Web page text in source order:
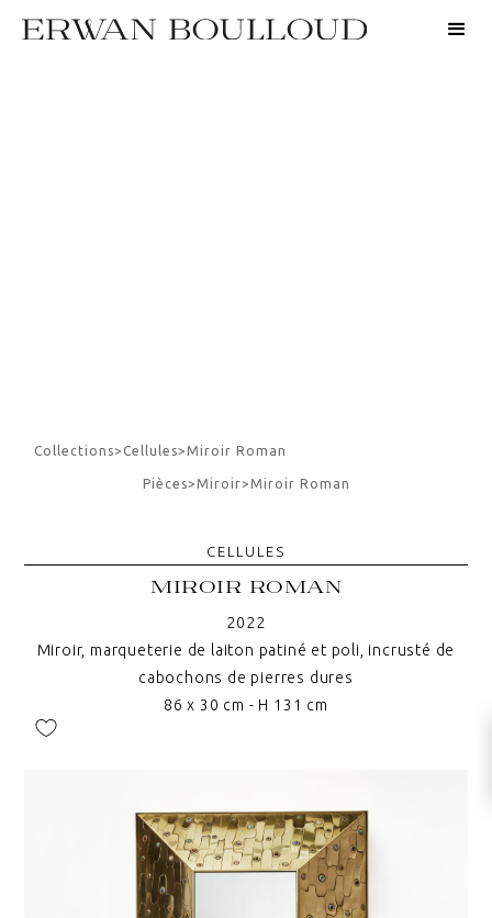
Collections> Cellules>Miroir Roman
Pièces>Miroir>Miroir Roman
CELLULES
MIROIR ROMAN
2022
Miroir, marqueterie de laiton patiné et poli, incrusté de
cabochons de pierres dures
86 x 30 cm - H 131 cm